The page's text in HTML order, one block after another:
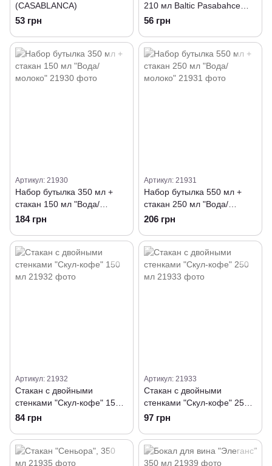
(CASABLANCA)
53 грн
210 мл Baltic Pasabahce
(95307)
56 грн
Артикул: 21930
Набор бутылка 350 мл +
стакан 150 мл "Вода/
молоко"
184 грн
Артикул: 21931
Набор бутылка 550 мл +
стакан 250 мл "Вода/
молоко"
206 грн
Артикул: 21932
Стакан с двойными
стенками "Скул-кофе" 150
мл
84 грн
Артикул: 21933
Стакан с двойными
стенками "Скул-кофе" 250
мл
97 грн